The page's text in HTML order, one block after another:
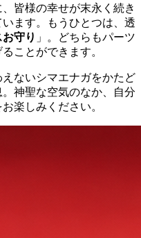
皆様の幸せが末永く続き
ます。もうひとつは、透
守り 」。どちらもパーツ
ことができます。
ないシマエナガをかたど
神聖な空気のなか、自分
楽しみください。